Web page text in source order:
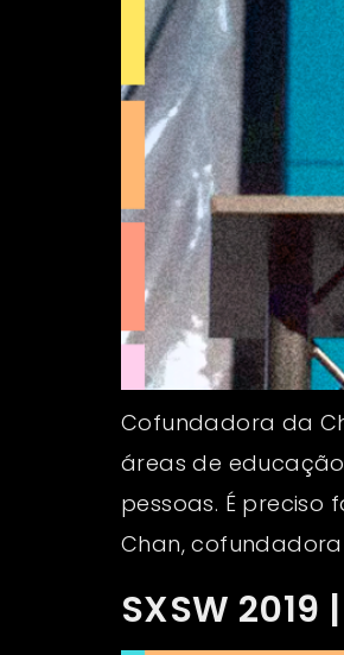
Cofundadora da
áreas de
pessoas. É preciso
Chan, cofundadora
SXSW